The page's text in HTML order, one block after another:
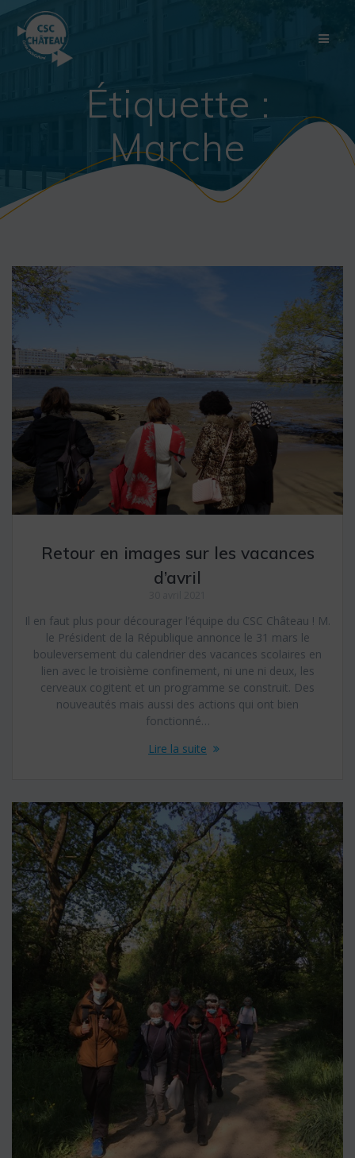
Étiquette :
Marche
Retour en images sur les vacances
d’avril
Il en faut plus pour décourager l’équipe du CSC Château ! M.
le Président de la République annonce le 31 mars le
bouleversement du calendrier des vacances scolaires en
lien avec le troisième confinement, ni une ni deux, les
cerveaux cogitent et un programme se construit. Des
nouveautés mais aussi des actions qui ont bien
fonctionné…
Lire la suite